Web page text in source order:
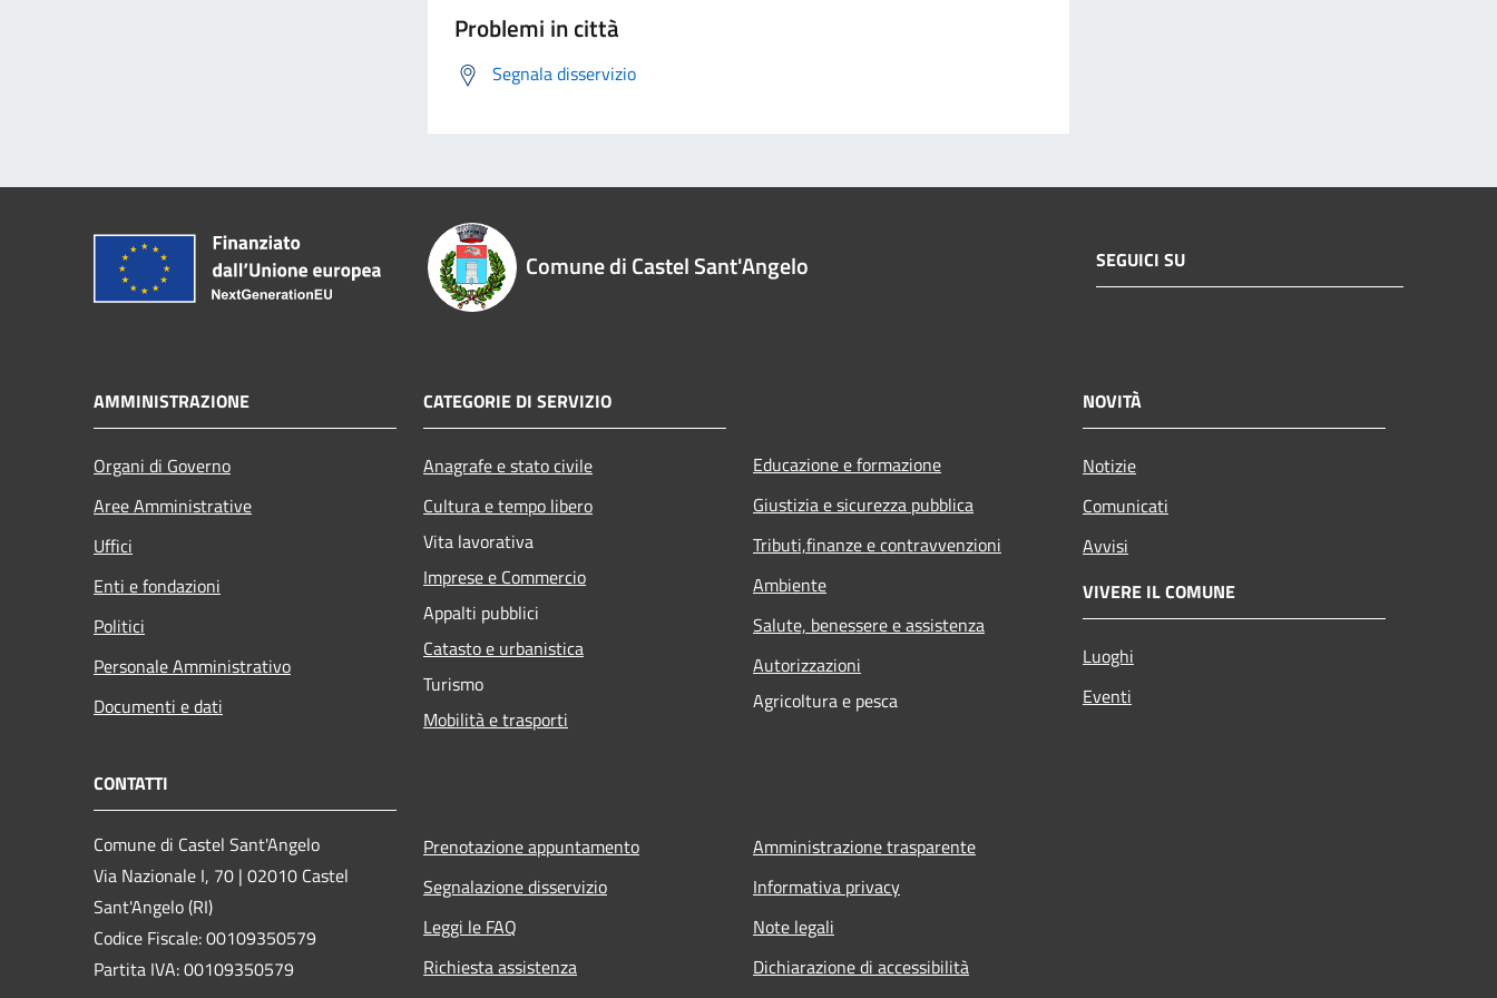
Problemi in città
Segnala disservizio
Comune di Castel Sant'Angelo SEGUICI SU
AMMINISTRAZIONE
Organi di Governo
Aree Amministrative
Uffici
Enti e fondazioni
Politici
Personale Amministrativo
Documenti e dati
CATEGORIE DI SERVIZIO
Anagrafe e stato civile
Cultura e tempo libero
Vita lavorativa
Imprese e Commercio
Appalti pubblici
Catasto e urbanistica
Turismo
Mobilità e trasporti
Educazione e formazione
Giustizia e sicurezza pubblica
Tributi,finanze e contravvenzioni
Ambiente
Salute, benessere e assistenza
Autorizzazioni
Agricoltura e pesca
NOVITÀ
Notizie
Comunicati
Avvisi
VIVERE IL COMUNE
Luoghi
Eventi
CONTATTI
Comune di Castel Sant'Angelo
Via Nazionale I, 70 | 02010 Castel
Sant'Angelo (RI)
Codice Fiscale: 00109350579
Partita IVA: 00109350579
Prenotazione appuntamento
Segnalazione disservizio
Leggi le FAQ
Richiesta assistenza
Amministrazione trasparente
Informativa privacy
Note legali
Dichiarazione di accessibilità